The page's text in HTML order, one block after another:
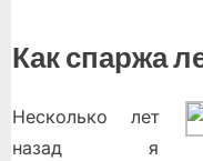
Как спаржа
Несколько лет
назад я